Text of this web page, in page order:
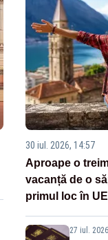
30 iul. 2026, 14:57
Aproape o
vacanță de o
primul loc în UE
27 iul.